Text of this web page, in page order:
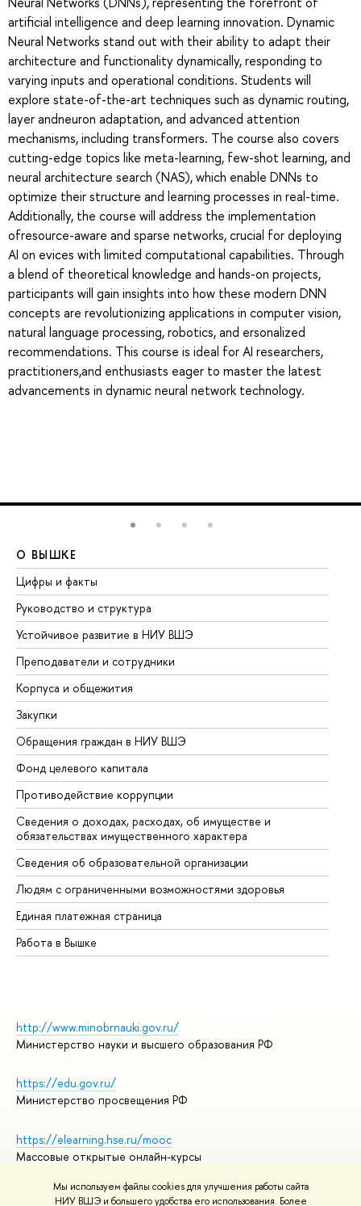
Мы используем файлы cookies для улучшения работы сайта
НИУ ВШЭ и большего удобства его использования. Более
artificial intelligence and deep learning innovation. Dynamic
Neural Networks stand out with their ability to adapt their
architecture and functionality dynamically, responding to
varying inputs and operational conditions. Students will
explore state-of-the-art techniques such as dynamic routing,
layer andneuron adaptation, and advanced attention
mechanisms, including transformers. The course also covers
cutting-edge topics like meta-learning, few-shot learning, and
neural architecture search (NAS), which enable DNNs to
optimize their structure and learning processes in real-time.
Additionally, the course will address the implementation
ofresource-aware and sparse networks, crucial for deploying
AI on evices with limited computational capabilities. Through
a blend of theoretical knowledge and hands-on projects,
participants will gain insights into how these modern DNN
concepts are revolutionizing applications in computer vision,
natural language processing, robotics, and ersonalized
recommendations. This course is ideal for AI researchers,
practitioners,and enthusiasts eager to master the latest
advancements in dynamic neural network technology.
О ВЫШКЕ
Цифры и факты
Руководство и структура
Устойчивое развитие в НИУ ВШЭ
Преподаватели и сотрудники
Корпуса и общежития
Закупки
Обращения граждан в НИУ ВШЭ
Фонд целевого капитала
Противодействие коррупции
Сведения о доходах, расходах, об имуществе и
обязательствах имущественного характера
Сведения об образовательной организации
Людям с ограниченными возможностями здоровья
Единая платежная страница
Работа в Вышке
http://www.minobrnauki.gov.ru/
Министерство науки и высшего образования РФ
https://edu.gov.ru/
Министерство просвещения РФ
https://elearning.hse.ru/mooc
Массовые открытые онлайн-курсы